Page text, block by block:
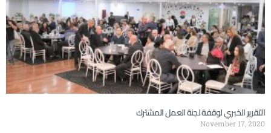
التقرير الخبري لوقفة لجنة العمل المشترك
November 17, 2020